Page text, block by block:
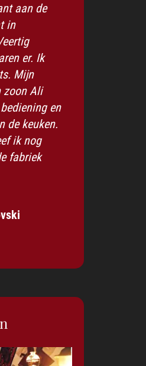
aan de
in
er. Ik
Mijn
zoon Ali
en
de keuken.
ik nog
fabriek